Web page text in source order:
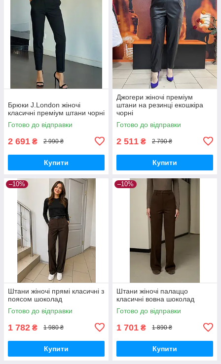
Брюки J.London жіночі
класичні преміум штани чорні
Готово до відправки
2 691 ₴ 2 990 ₴
Купити
Джогери жіночі преміум
штани на резинці екошкіра
чорні
Готово до відправки
2 511 ₴ 2 790 ₴
Купити
–10%
Штани жіночі прямі класичні з
поясом шоколад
Готово до відправки
1 782 ₴ 1 980 ₴
Купити
–10%
Штани жіночі палаццо
класичні вовна шоколад
Готово до відправки
1 701 ₴ 1 890 ₴
Купити